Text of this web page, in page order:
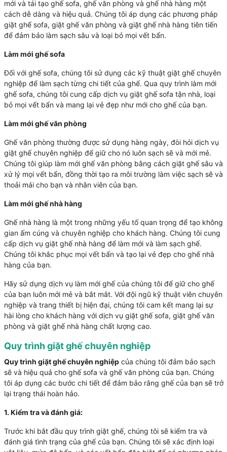
mới và tái tạo ghế sofa, ghế văn phòng và ghế nhà hàng một
cách dễ dàng và hiệu quả. Chúng tôi áp dụng các phương pháp
giặt ghế sofa, giặt ghế văn phòng và giặt ghế nhà hàng tiên tiến
để đảm bảo làm sạch sâu và loại bỏ mọi vết bẩn.
Làm mới ghế sofa
Đối với ghế sofa, chúng tôi sử dụng các kỹ thuật giặt ghế chuyên
nghiệp để làm sạch từng chi tiết của ghế. Qua quy trình làm mới
ghế sofa, chúng tôi cung cấp dịch vụ giặt ghế sofa tận nhà, loại
bỏ mọi vết bẩn và mang lại vẻ đẹp như mới cho ghế của bạn.
Làm mới ghế văn phòng
Ghế văn phòng thường được sử dụng hàng ngày, đòi hỏi dịch vụ
giặt ghế chuyên nghiệp để giữ cho nó luôn sạch sẽ và mới mẻ.
Chúng tôi giúp làm mới ghế văn phòng bằng cách giặt ghế sâu và
xử lý mọi vết bẩn, đồng thời tạo ra môi trường làm việc sạch sẽ và
thoải mái cho bạn và nhân viên của bạn.
Làm mới ghế nhà hàng
Ghế nhà hàng là một trong những yếu tố quan trọng để tạo không
gian ấm cúng và chuyên nghiệp cho khách hàng. Chúng tôi cung
cấp dịch vụ giặt ghế nhà hàng để làm mới và làm sạch ghế.
Chúng tôi khắc phục mọi vết bẩn và tạo lại vẻ đẹp cho ghế nhà
hàng của bạn.
Hãy sử dụng dịch vụ làm mới ghế của chúng tôi để giữ cho ghế
của bạn luôn mới mẻ và bắt mắt. Với đội ngũ kỹ thuật viên chuyên
nghiệp và trang thiết bị hiện đại, chúng tôi cam kết mang lại sự
hài lòng cho khách hàng với dịch vụ giặt ghế sofa, giặt ghế văn
phòng và giặt ghế nhà hàng chất lượng cao.
Quy trình giặt ghế chuyên nghiệp
Quy trình giặt ghế chuyên nghiệpcủa chúng tôi đảm bảo sạch
sẽ và hiệu quả cho ghế sofa và ghế văn phòng của bạn. Chúng
tôi áp dụng các bước chi tiết để đảm bảo rằng ghế của bạn sẽ trở
lại trạng thái hoàn hảo.
1. Kiểm tra và đánh giá:
Trước khi bắt đầu quy trình giặt ghế, chúng tôi sẽ kiểm tra và
đánh giá tình trạng của ghế của bạn. Chúng tôi sẽ xác định loại